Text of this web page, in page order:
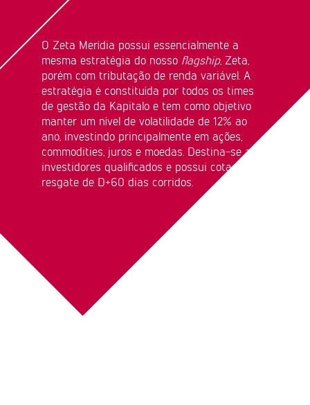
O Zeta Merídia possui essencialmente a
mesma estratégia do nosso flagship, Zeta,
porém com tributação de renda variável. A
estratégia é constituída por todos os times
de gestão da Kapitalo e tem como objetivo
manter um nível de volatilidade de 12% ao
ano, investindo principalmente em ações,
commodities, juros e moedas. Destina-se a
investidores qualificados e possui cota de
resgate de D+60 dias corridos.